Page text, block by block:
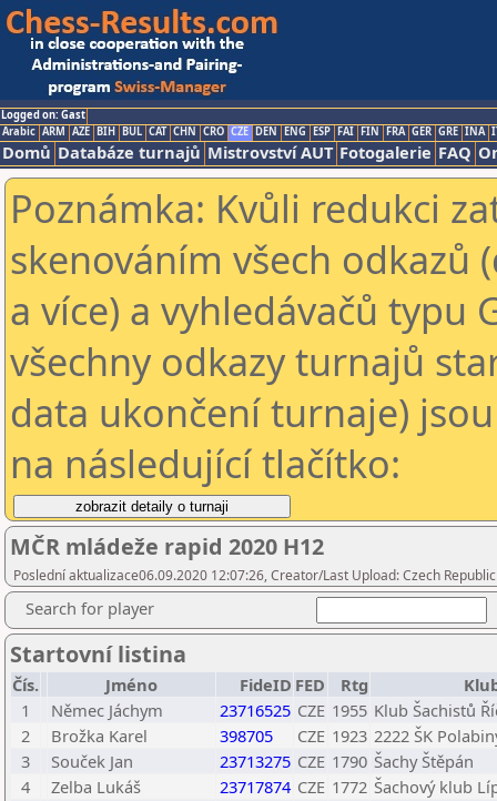
Logged on: Gast
Arabic ARM AZE BIH BUL CAT CHN CRO CZE DEN ENG ESP FAI FIN FRA GER GRE INA
Domů Databáze turnajů Mistrovství AUT Fotogalerie FAQ
Poznámka: Kvůli redukci
skenováním všech odkazů
a více) a vyhledávačů typu
všechny odkazy turnajů
data ukončení turnaje)
na následující tlačítko:
MČR mládeže rapid 2020 H12
Poslední aktualizace06.09.2020 12:07:26, Creator/Last Upload: Czech
Search for player
Startovní listina
Čís. Jméno FideID FED Rtg
1
Němec Jáchym 23716525 CZE 1955 Klub Šachistů
2
Brožka Karel 398705 CZE 1923 2222 ŠK
3
Souček Jan 23713275 CZE 1790 Šachy Štěpán
4
Zelba Lukáš 23717874 CZE 1772 Šachový klub